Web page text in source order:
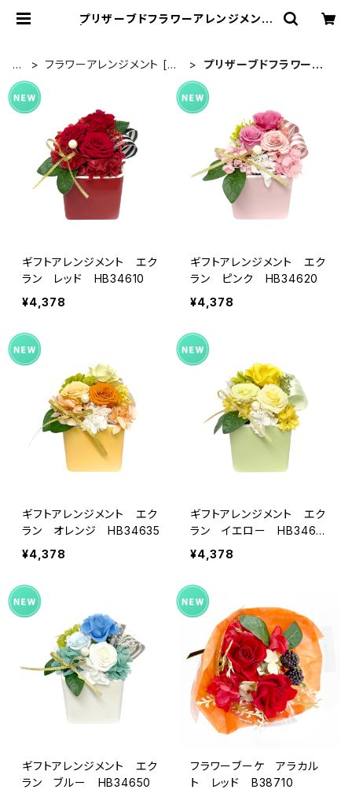
プリザーブドフラワーアレンジメント
T
O
P
フラワーアレンジメント [ギ
プリザーブドフラワーア
ギフトアレンジメント エク
ラン レッド HB34610
¥4,378
ギフトアレンジメント エク
ラン ピンク HB34620
¥4,378
ギフトアレンジメント エク
ラン オレンジ HB34635
¥4,378
ギフトアレンジメント エク
ラン イエロー HB3463
0
¥4,378
ギフトアレンジメント エク
ラン ブルー HB34650
フラワーブーケ アラカル
ト レッド B38710